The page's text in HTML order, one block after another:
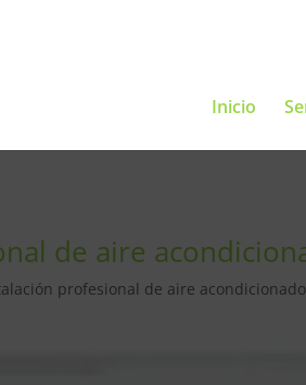
Inicio
de aire
profesional de aire